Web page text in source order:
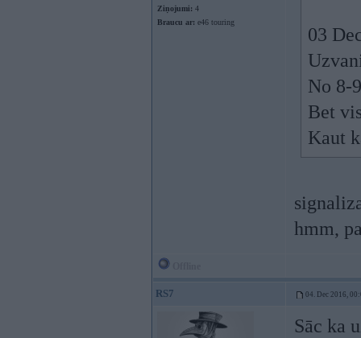
Ziņojumi: 4
Braucu ar: e46 touring
03
No 8-
Bet
Kaut
hmm,
RS7 04. Dec 2016,
Sāc ka